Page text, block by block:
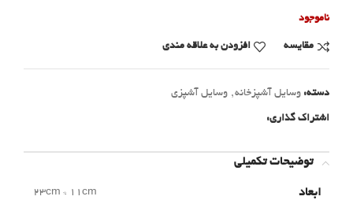
ناموجود
مقايسه افزودن به علاقه مندی
دسته: وسایل آشپزخانه, وسایل آشپزی
اشتراک گذاری:
توضیحات تکمیلی
ابعاد 23cm * 11cm